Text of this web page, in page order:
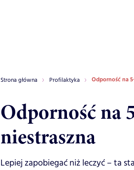
Strona główna Profilaktyka Odporność na
Odporność na
niestraszna
Lepiej zapobiegać niż leczyć – ta